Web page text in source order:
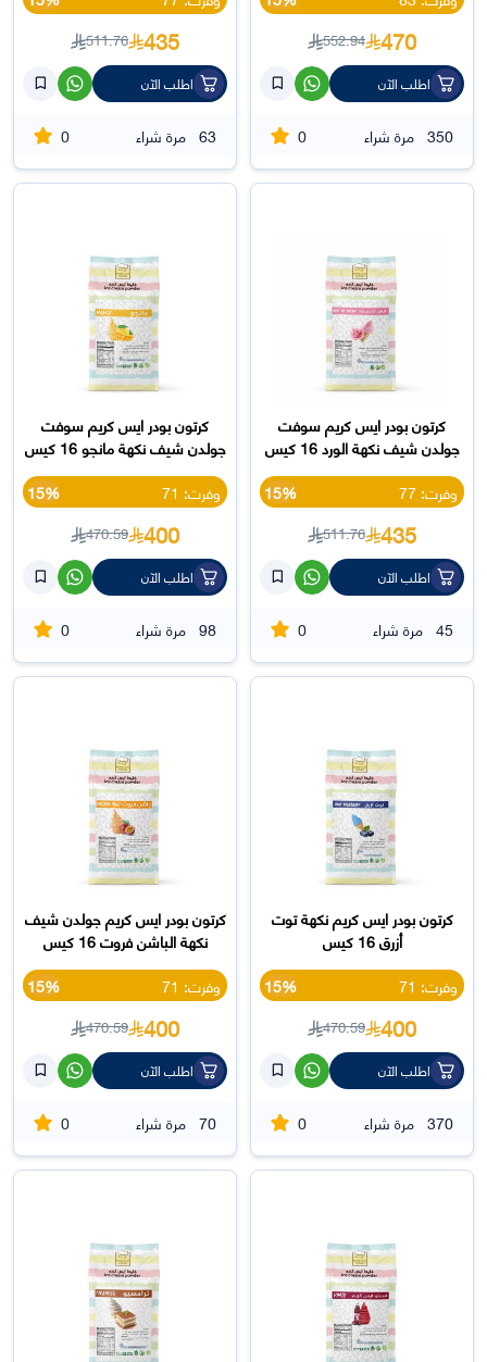
470
552.94
اطلب الآن
350 مرة شراء 0
435
511.76
اطلب الآن
63 مرة شراء 0
كرتون بودر ايس كريم سوفت
جولدن شيف نكهة الورد 16 كيس
وفرت: 77
15%
435
511.76
اطلب الآن
45 مرة شراء 0
كرتون بودر ايس كريم سوفت
جولدن شيف نكهة مانجو 16 كيس
وفرت: 71
15%
400
470.59
اطلب الآن
98 مرة شراء 0
كرتون بودر ايس كريم نكهة توت
أزرق 16 كيس
وفرت: 71
15%
400
470.59
اطلب الآن
370 مرة شراء 0
كرتون بودر ايس كريم جولدن شيف
نكهة الباشن فروت 16 كيس
وفرت: 71
15%
400
470.59
اطلب الآن
70 مرة شراء 0